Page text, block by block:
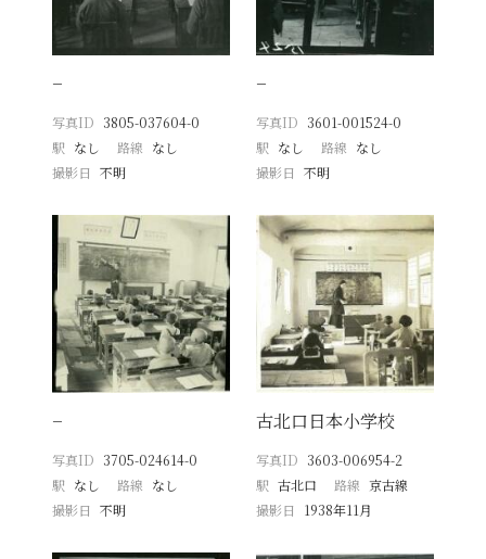
−
写真ID 3805-037604-0
駅 なし 路線 なし
撮影日
不明
−
写真ID 3601-001524-0
駅 なし 路線 なし
撮影日 不明
−
写真ID 3705-024614-0
駅 なし 路線 なし
撮影日
不明
古北口日本小学校
写真ID 3603-006954-2
駅 古北口 路線 京古線
撮影日
1938年11月